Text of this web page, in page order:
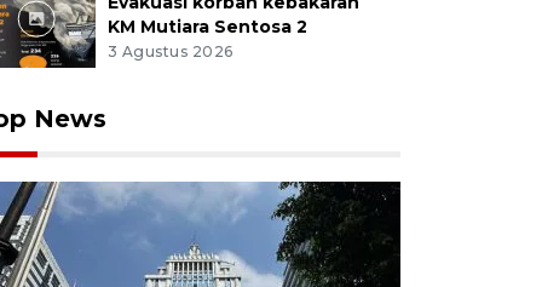
KM Mutiara Sentosa 2
3 Agustus 2026
News